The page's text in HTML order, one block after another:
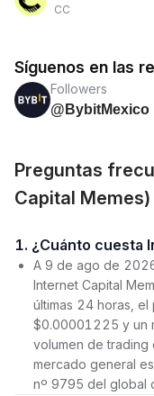
CC
Síguenos en las
Followers
@BybitMexico
Preguntas
Capital Memes)
1. ¿Cuánto
A 9 de ago de
Internet Capital
últimas 24 horas,
$0.00001225 y un
volumen de trading
mercado general
nº 9795 del global